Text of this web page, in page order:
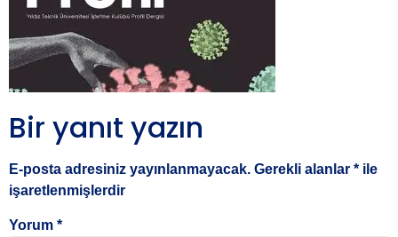
Bir yanıt yazın
E-posta adresiniz yayınlanmayacak. Gerekli alanlar * ile
işaretlenmişlerdir
Yorum *